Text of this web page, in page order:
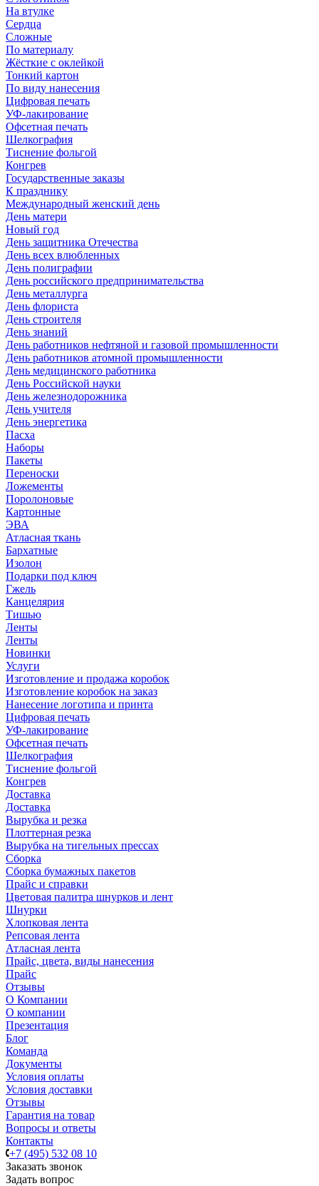
На втулке
Сердца
Сложные
По материалу
Жёсткие с оклейкой
Тонкий картон
По виду нанесения
Цифровая печать
УФ-лакирование
Офсетная печать
Шелкография
Тиснение фольгой
Конгрев
Государственные заказы
К празднику
Международный женский день
День матери
Новый год
День защитника Отечества
День всех влюбленных
День полиграфии
День российского предпринимательства
День металлурга
День флориста
День строителя
День знаний
День работников нефтяной и газовой промышленности
День работников атомной промышленности
День медицинского работника
День Российской науки
День железнодорожника
День учителя
День энергетика
Пасха
Наборы
Пакеты
Переноски
Ложементы
Поролоновые
Картонные
ЭВА
Атласная ткань
Бархатные
Изолон
Подарки под ключ
Гжель
Канцелярия
Тишью
Ленты
Ленты
Новинки
Услуги
Изготовление и продажа коробок
Изготовление коробок на заказ
Нанесение логотипа и принта
Цифровая печать
УФ-лакирование
Офсетная печать
Шелкография
Тиснение фольгой
Конгрев
Доставка
Доставка
Вырубка и резка
Плоттерная резка
Вырубка на тигельных прессах
Сборка
Сборка бумажных пакетов
Прайс и справки
Цветовая палитра шнурков и лент
Шнурки
Хлопковая лента
Репсовая лента
Атласная лента
Прайс, цвета, виды нанесения
Прайс
Отзывы
О Компании
О компании
Презентация
Блог
Команда
Документы
Условия оплаты
Условия доставки
Отзывы
Гарантия на товар
Вопросы и ответы
Контакты
+7 (495) 532 08 10
Заказать звонок
Задать вопрос